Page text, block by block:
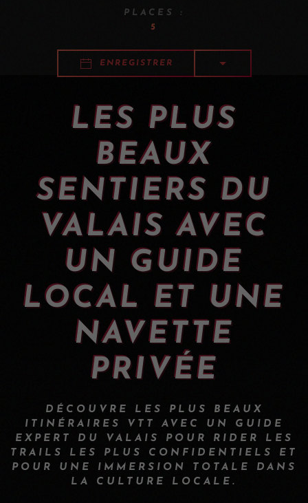
PLACES :
5
ENREGISTRER
LES PLUS
BEAUX
SENTIERS DU
VALAIS AVEC
UN GUIDE
LOCAL ET UNE
NAVETTE
PRIVÉE
DÉCOUVRE LES PLUS BEAUX
ITINÉRAIRES VTT AVEC UN GUIDE
EXPERT DU VALAIS POUR RIDER LES
TRAILS LES PLUS CONFIDENTIELS ET
POUR UNE IMMERSION TOTALE DANS
LA CULTURE LOCALE.